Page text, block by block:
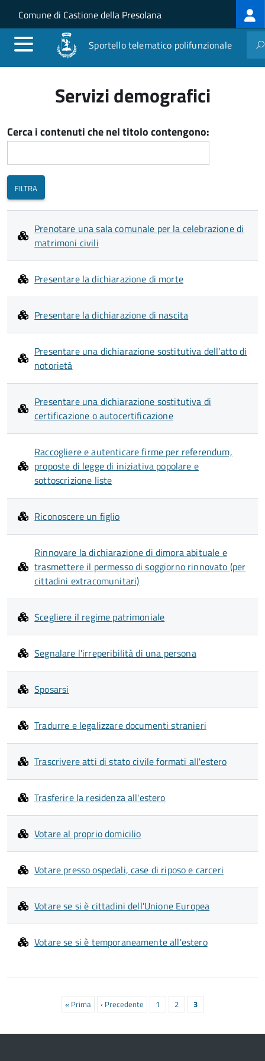
Salta al contenuto principale
Skip to site navigation
Comune di Castione della Presolana
Sportello telematico polifunzionale
Servizi demografici
Cerca i contenuti che nel titolo contengono:
Prenotare una sala comunale per la celebrazione di
matrimoni civili
Presentare la dichiarazione di morte
Presentare la dichiarazione di nascita
Presentare una dichiarazione sostitutiva dell'atto di
notorietà
Presentare una dichiarazione sostitutiva di
certificazione o autocertificazione
Raccogliere e autenticare firme per referendum,
proposte di legge di iniziativa popolare e
sottoscrizione liste
Riconoscere un figlio
Rinnovare la dichiarazione di dimora abituale e
trasmettere il permesso di soggiorno rinnovato (per
cittadini extracomunitari)
Scegliere il regime patrimoniale
Segnalare l'irreperibilità di una persona
Sposarsi
Tradurre e legalizzare documenti stranieri
Trascrivere atti di stato civile formati all'estero
Trasferire la residenza all'estero
Votare al proprio domicilio
Votare presso ospedali, case di riposo e carceri
Votare se si è cittadini dell'Unione Europea
Votare se si è temporaneamente all'estero
Prima
« Prima
Pagina
‹ Precedente Pagina
1 Pagina
2
Pagina
3